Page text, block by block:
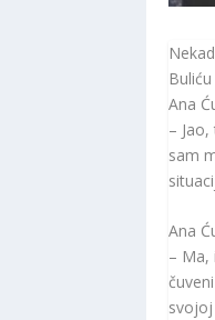
Ana
–
sam
Ana
– Ma,